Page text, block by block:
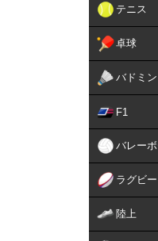
テニス
卓球
バドミ
F1
バレー
ラグビー
陸上